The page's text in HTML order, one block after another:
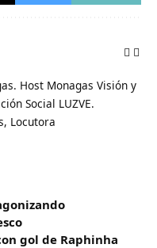
Host Monagas Visión y
Social LUZVE.
Locutora
gol de Raphinha